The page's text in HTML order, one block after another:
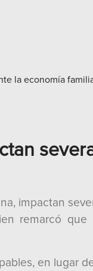
impactan
remarcó
en lugar